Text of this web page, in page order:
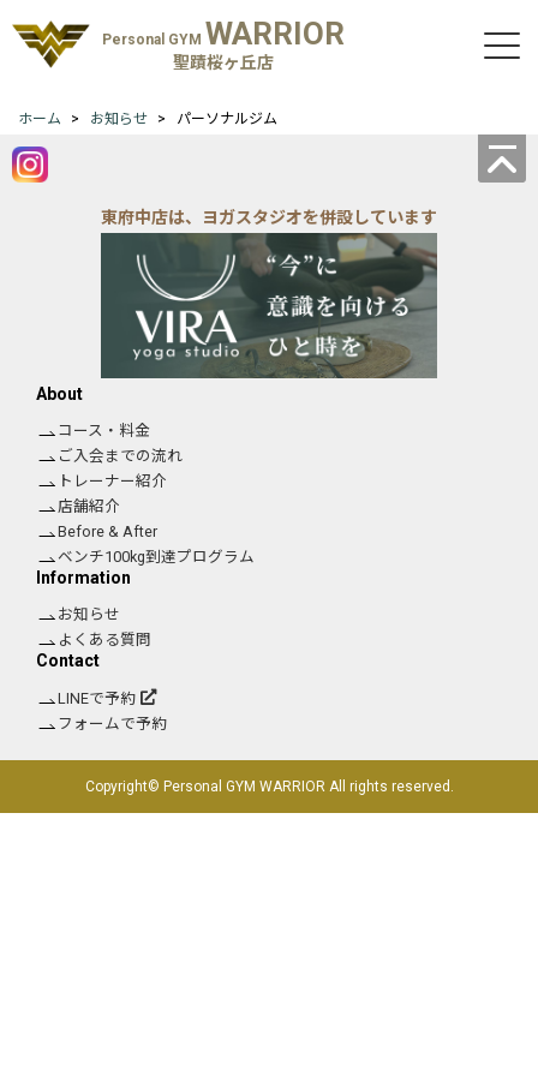
Personal GYM WARRIOR
聖蹟桜ヶ丘店
ホーム お知らせ パーソナルジム
東府中店は、ヨガスタジオを併設しています
About
コース・料金
ご入会までの流れ
トレーナー紹介
店舗紹介
Before & After
ベンチ100kg到達プログラム
Information
お知らせ
よくある質問
Contact
LINEで予約
フォームで予約
Copyright© Personal GYM WARRIOR All rights reserved.